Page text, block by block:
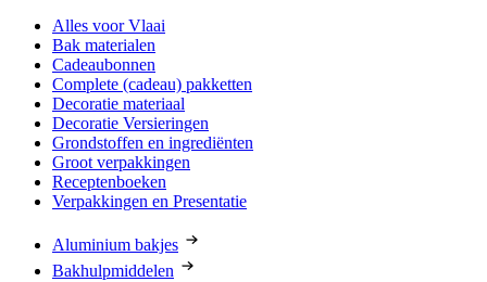
Alles voor Vlaai
Bak materialen
Cadeaubonnen
Complete (cadeau) pakketten
Decoratie materiaal
Decoratie Versieringen
Grondstoffen en ingrediënten
Groot verpakkingen
Receptenboeken
Verpakkingen en Presentatie
Aluminium bakjes
Bakhulpmiddelen